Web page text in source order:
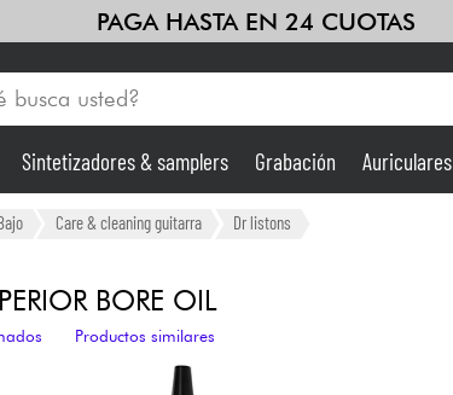
PAGA HASTA EN 24 CUOTAS
Ampli & Efectos
Sintetizadores & samplers Grabación Auriculares
Care & cleaning guitarra Dr listons
BORE OIL
Productos similares